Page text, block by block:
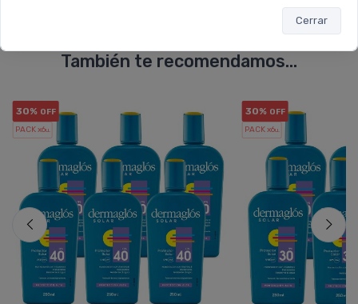
Cerrar
También te recomendamos...
30% OFF
PACK x6u.
30% OFF
PACK x6u.